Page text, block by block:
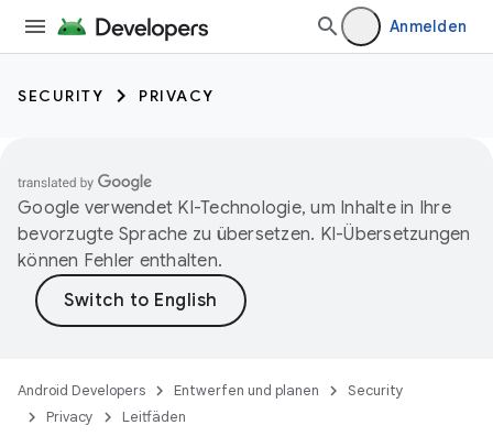
Anmelden
SECURITY PRIVACY
Google verwendet KI-Technologie, um Inhalte in Ihre
bevorzugte Sprache zu übersetzen. KI-Übersetzungen
können Fehler enthalten.
Android Developers Entwerfen und planen
Security
Privacy
Leitfäden